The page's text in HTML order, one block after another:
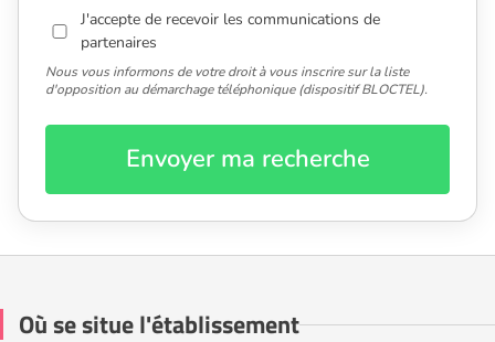
J'accepte de recevoir les communications de
partenaires
Nous vous informons de votre droit à vous inscrire sur la liste
d'opposition au démarchage téléphonique (dispositif BLOCTEL).
Envoyer ma recherche
Où se situe l'établissement